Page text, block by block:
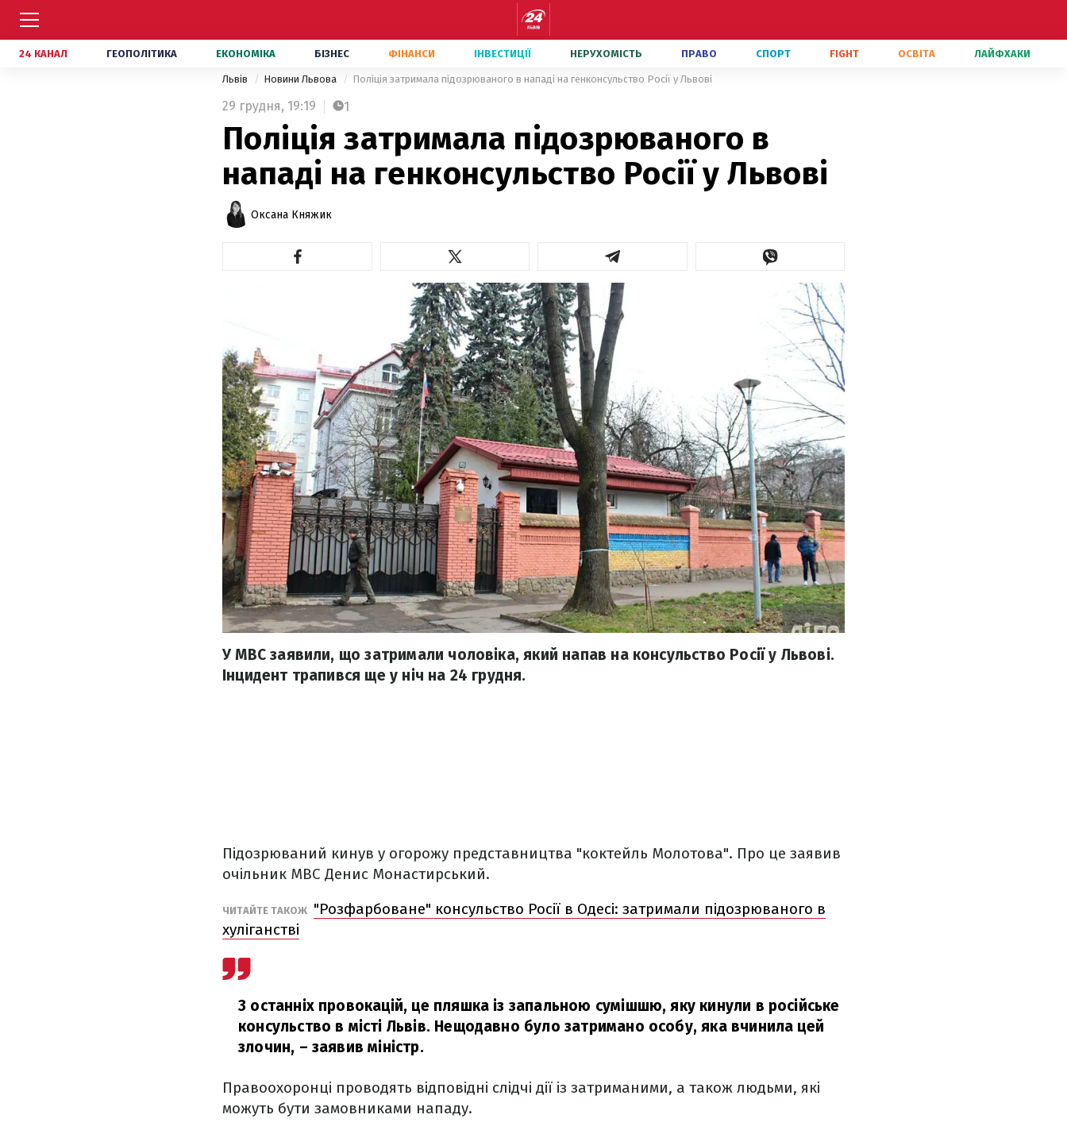
24 КАНАЛ ГЕОПОЛІТИКА ЕКОНОМІКА БІЗНЕС ФІНАНСИ ІНВЕСТИЦІЇ НЕРУХОМІСТЬ ПРАВО СПОРТ FIGHT ОСВІТА ЛАЙФХАКИ
Львів Новини Львова Поліція затримала підозрюваного в нападі на генконсульство Росії у Львові
29 грудня, 19:19 1
Поліція затримала підозрюваного в
нападі на генконсульство Росії у Львові
Оксана Княжик
У МВС заявили, що затримали чоловіка, який напав на консульство Росії у Львові.
Інцидент трапився ще у ніч на 24 грудня.
Підозрюваний кинув у огорожу представництва "коктейль Молотова". Про це заявив
очільник МВС Денис Монастирський.
ЧИТАЙТЕ ТАКОЖ "Розфарбоване" консульство Росії в Одесі: затримали підозрюваного в
хуліганстві
З останніх провокацій, це пляшка із запальною сумішшю, яку кинули в російське
консульство в місті Львів. Нещодавно було затримано особу, яка вчинила цей
злочин, – заявив міністр.
Правоохоронці проводять відповідні слідчі дії із затриманими, а також людьми, які
можуть бути замовниками нападу.